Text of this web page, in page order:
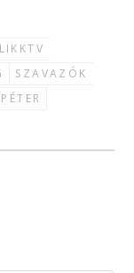
SZAVAZÓK